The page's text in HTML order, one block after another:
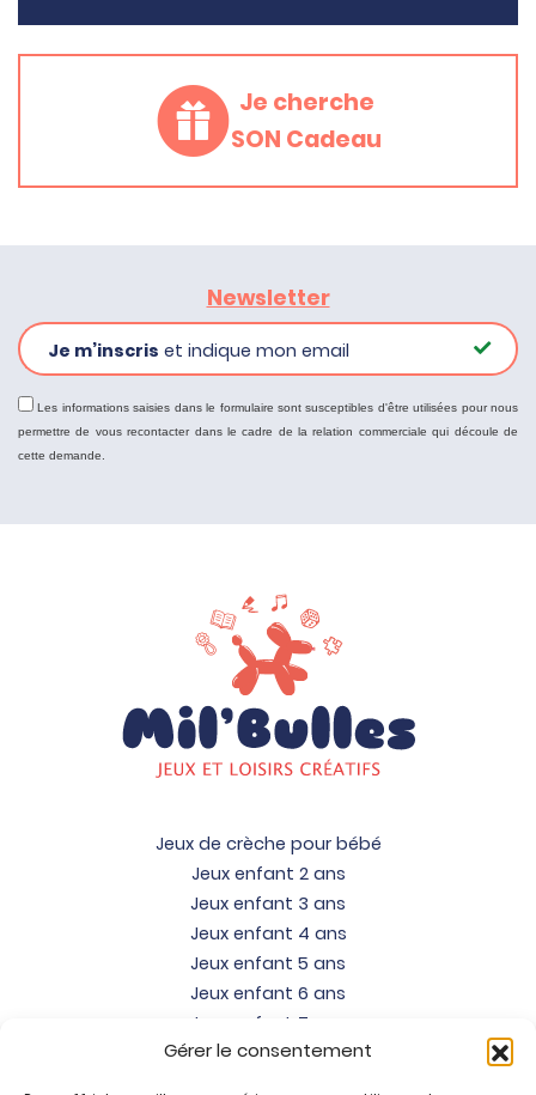
Gérer le consentement
Je cherche
SON Cadeau
Newsletter
Je m’inscris et indique mon email
Les informations saisies dans le formulaire sont susceptibles d'être utilisées pour nous
permettre de vous recontacter dans le cadre de la relation commerciale qui découle de
cette demande.
Jeux de crèche pour bébé
Jeux enfant 2 ans
Jeux enfant 3 ans
Jeux enfant 4 ans
Jeux enfant 5 ans
Jeux enfant 6 ans
Jeux enfant 7 ans
Jeux enfant 8 ans